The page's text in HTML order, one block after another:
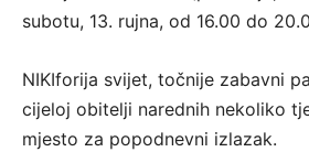
subotu, 13. rujna, od 16.00 do
NIKIforija svijet, točnije zabavni
cijeloj obitelji narednih nekoliko
mjesto za popodnevni izlazak.